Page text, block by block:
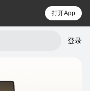
打开App
登录